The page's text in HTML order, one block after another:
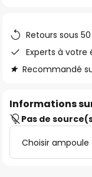
images
gallery
Retours sous
Experts à votre
Recommandé
Informations
Pas de
Choisir ampoule